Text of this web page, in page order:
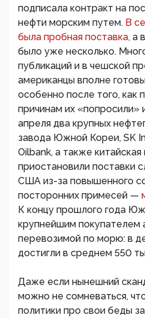
подписала контракт на
нефти морским путем. В
была пробная поставка, а
было уже несколько.
публикаций и в чешской
американцы вполне
особенно после того, как
причинам их «попросили»
апреля два крупных
завода Южной Кореи, SK
Oilbank, а также китайская
приостановили поставки
США из-за повышенного
посторонних примесей —
К концу прошлого года
крупнейшим покупателем
перевозимой по морю: в
достигли в среднем 550
Даже если нынешний
можно не сомневаться,
политики про свои беды